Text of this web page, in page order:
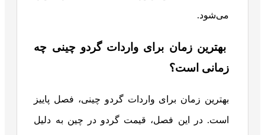
می‌شود.
بهترین زمان برای واردات گردو چینی چه
زمانی است؟
بهترین زمان برای واردات گردو چینی، فصل پاییز
است. در این فصل، قیمت گردو در چین به دلیل